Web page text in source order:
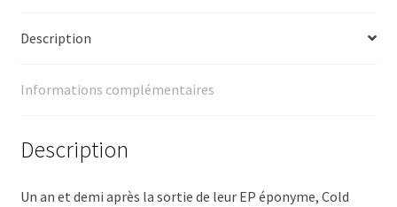
Description
Informations complémentaires
Description
Un an et demi après la sortie de leur EP éponyme, Cold